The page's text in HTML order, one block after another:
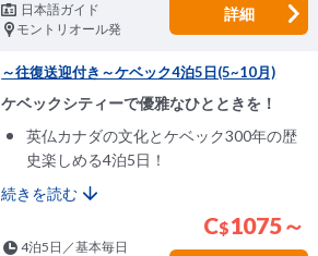
日本語ガイド
モントリオール発
詳細
～往復送迎付き～ケベック4泊5日(5~10月)
ケベックシティーで優雅なひとときを！
英仏カナダの文化とケベック300年の歴
史楽しめる4泊5日！
続きを読む
C$1075～
4泊5日／基本毎日